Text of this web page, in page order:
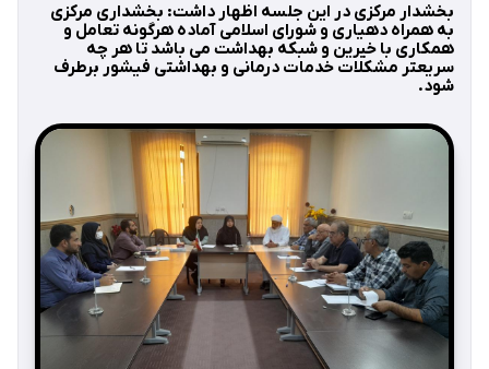
بخشدار مرکزی در این جلسه اظهار داشت: بخشداری مرکزی
به همراه دهیاری و شورای اسلامی آماده هرگونه تعامل و
همکاری با خیرین و شبکه بهداشت می باشد تا هر چه
سریعتر مشکلات خدمات درمانی و بهداشتی فیشور برطرف
شود.